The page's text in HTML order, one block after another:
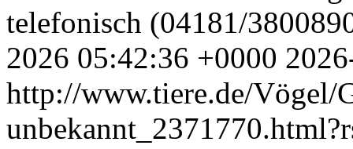
telefonisch (04181/
2026 05:42:36 +0000
http://www.tiere.de/Vögel/